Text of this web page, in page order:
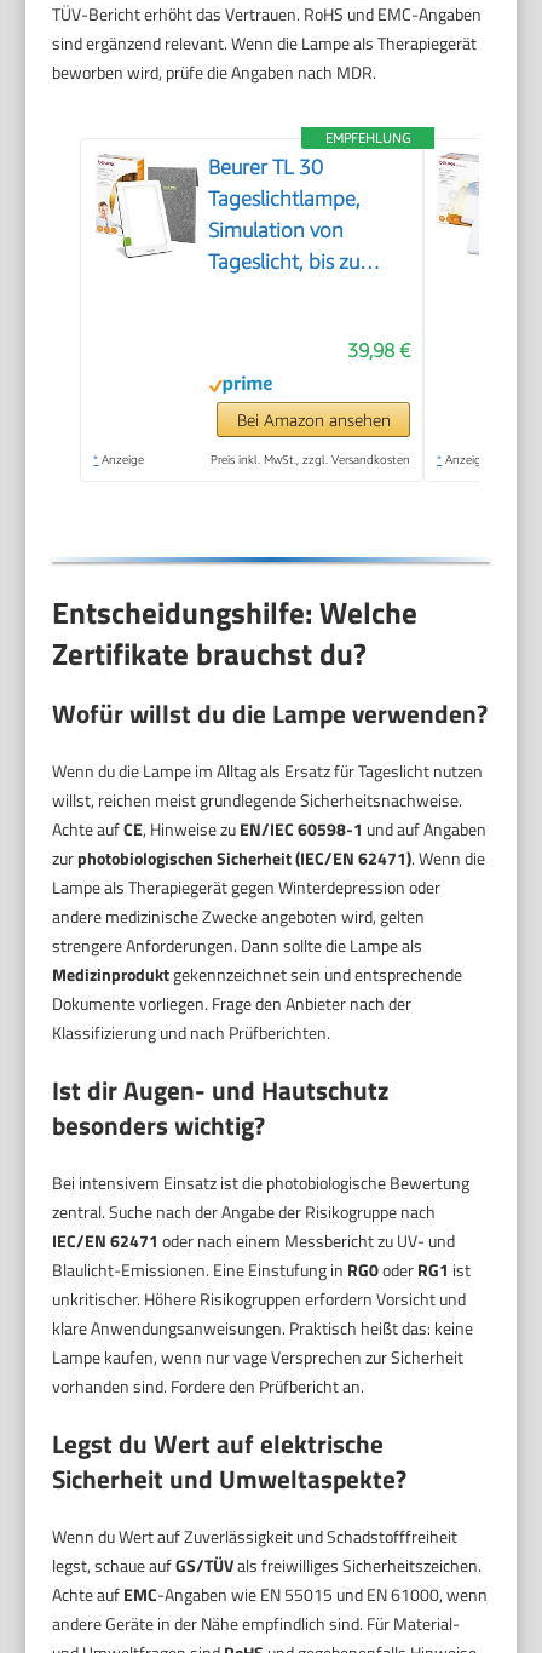
TÜV-Bericht erhöht das Vertrauen. RoHS und EMC-Angaben
sind ergänzend relevant. Wenn die Lampe als Therapiegerät
beworben wird, prüfe die Angaben nach MDR.
EMPFEHLUNG
Beurer TL 30
Tageslichtlampe,
Simulation von
Tageslicht, bis zu
flimmer- und UV-freie
LED-Technologie,
Tageslichtleuchte mit
verstellbarer
39,98 €
Bei Amazon ansehen
* Anzeige Preis inkl. MwSt., zzgl. Versandkosten * Anzeige
Entscheidungshilfe: Welche
Zertifikate brauchst du?
Wofür willst du die Lampe verwenden?
Wenn du die Lampe im Alltag als Ersatz für Tageslicht nutzen
willst, reichen meist grundlegende Sicherheitsnachweise.
Achte aufCE, Hinweise zuEN/IEC 60598-1 und auf Angaben
zurphotobiologischen Sicherheit (IEC/EN 62471). Wenn die
Lampe als Therapiegerät gegen Winterdepression oder
andere medizinische Zwecke angeboten wird, gelten
strengere Anforderungen. Dann sollte die Lampe als
Medizinproduktgekennzeichnet sein und entsprechende
Dokumente vorliegen. Frage den Anbieter nach der
Klassifizierung und nach Prüfberichten.
Ist dir Augen- und Hautschutz
besonders wichtig?
Bei intensivem Einsatz ist die photobiologische Bewertung
zentral. Suche nach der Angabe der Risikogruppe nach
IEC/EN 62471 oder nach einem Messbericht zu UV- und
Blaulicht-Emissionen. Eine Einstufung in RG0oderRG1 ist
unkritischer. Höhere Risikogruppen erfordern Vorsicht und
klare Anwendungsanweisungen. Praktisch heißt das: keine
Lampe kaufen, wenn nur vage Versprechen zur Sicherheit
vorhanden sind. Fordere den Prüfbericht an.
Legst du Wert auf elektrische
Sicherheit und Umweltaspekte?
Wenn du Wert auf Zuverlässigkeit und Schadstofffreiheit
legst, schaue aufGS/TÜVals freiwilliges Sicherheitszeichen.
Achte aufEMC-Angaben wie EN 55015 und EN 61000, wenn
andere Geräte in der Nähe empfindlich sind. Für Material-